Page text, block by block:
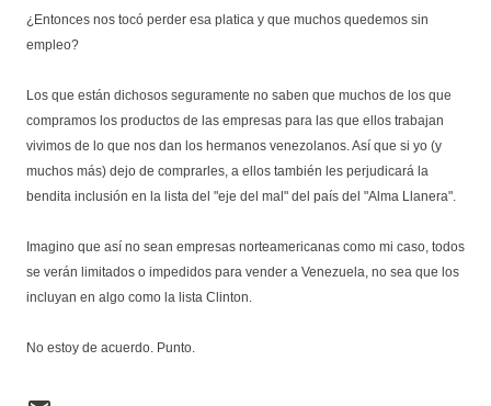
¿Entonces nos tocó perder esa platica y que muchos quedemos sin
empleo?
Los que están dichosos seguramente no saben que muchos de los que
compramos los productos de las empresas para las que ellos trabajan
vivimos de lo que nos dan los hermanos venezolanos. Así que si yo (y
muchos más) dejo de comprarles, a ellos también les perjudicará la
bendita inclusión en la lista del "eje del mal" del país del "Alma Llanera".
Imagino que así no sean empresas norteamericanas como mi caso, todos
se verán limitados o impedidos para vender a Venezuela, no sea que los
incluyan en algo como la lista Clinton.
No estoy de acuerdo. Punto.